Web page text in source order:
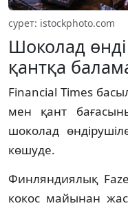
cурет: istockphoto.com
Шоколад
қантқа
Financial Times
мен қант
шоколад
көшуде.
Финляндиялық
кокос майынан